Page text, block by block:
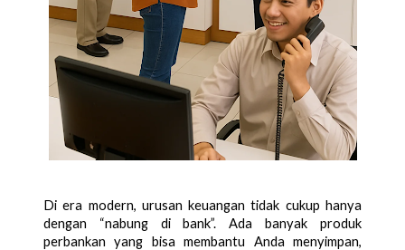
Di era modern, urusan keuangan tidak cukup hanya
dengan “nabung di bank”. Ada banyak produk
perbankan yang bisa membantu Anda menyimpan,